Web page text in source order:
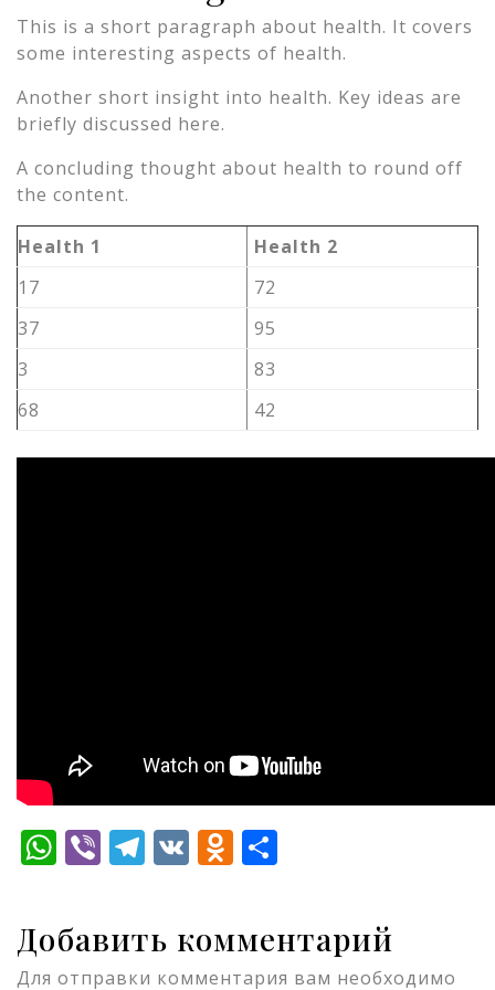
This is a short paragraph about health. It covers
some interesting aspects of health.
Another short insight into health. Key ideas are
briefly discussed here.
A concluding thought about health to round off
the content.
Health 1
Health 2
17
72
37
95
3
83
68
42
WhatsApp
ViberTelegram
VKOdnoklassniki
Добавить комментарий
Для отправки комментария вам необходимо